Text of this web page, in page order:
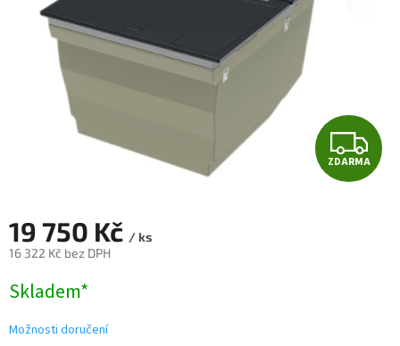
Z
D
ZDARMA
19 750 Kč / ks
16 322 Kč bez DPH
cena:
Skladem*
Možnosti doručení